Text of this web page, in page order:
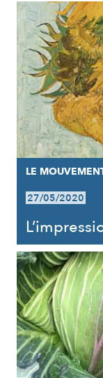
LE
27/05/2020